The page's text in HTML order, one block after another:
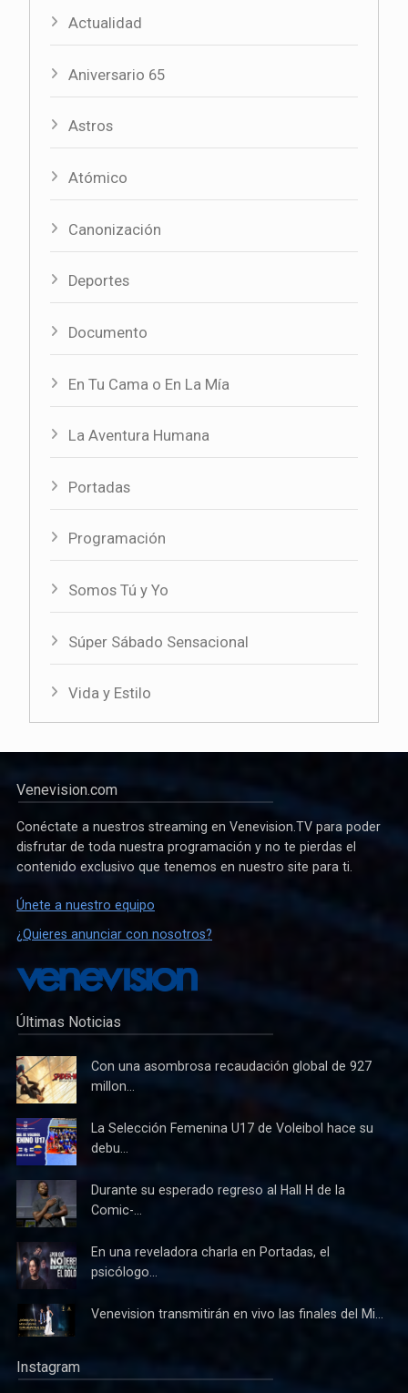
Actualidad
Aniversario 65
Astros
Atómico
Canonización
Deportes
Documento
En Tu Cama o En La Mía
La Aventura Humana
Portadas
Programación
Somos Tú y Yo
Súper Sábado Sensacional
Vida y Estilo
Venevision.com
Conéctate a nuestros streaming en Venevision.TV para poder
disfrutar de toda nuestra programación y no te pierdas el
contenido exclusivo que tenemos en nuestro site para ti.
Únete a nuestro equipo
¿Quieres anunciar con nosotros?
Últimas Noticias
Con una asombrosa recaudación global de 927
millon...
La Selección Femenina U17 de Voleibol hace su
debu...
Durante su esperado regreso al Hall H de la
Comic-...
En una reveladora charla en Portadas, el
psicólogo...
Venevision transmitirán en vivo las finales del Mi...
Instagram